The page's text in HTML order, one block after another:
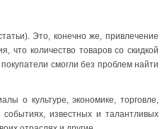
Это, конечно же, привлечение
что количество товаров со скидкой
смогли без проблем найти
о культуре, экономике, торговле,
известных и талантливых